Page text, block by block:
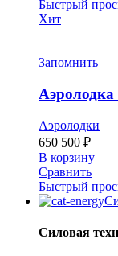
Быстрый
Хит
Запомнить
Аэролодка
Аэролодки
650 500 ₽
В корзину
Сравнить
Быстрый
Силовая